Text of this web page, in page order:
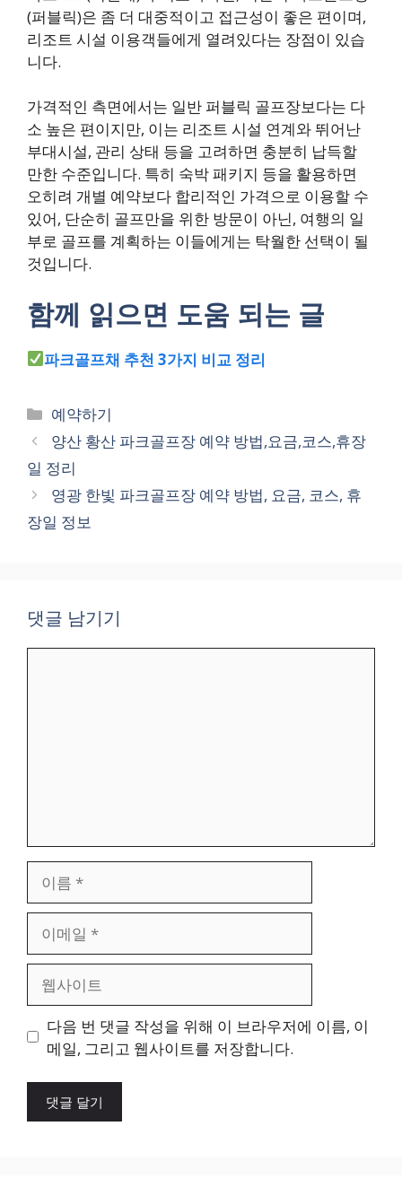
(퍼블릭)은 좀 더 대중적이고 접근성이 좋은 편이며,
리조트 시설 이용객들에게 열려있다는 장점이 있습
니다.
가격적인 측면에서는 일반 퍼블릭 골프장보다는 다
소 높은 편이지만, 이는 리조트 시설 연계와 뛰어난
부대시설, 관리 상태 등을 고려하면 충분히 납득할
만한 수준입니다. 특히 숙박 패키지 등을 활용하면
오히려 개별 예약보다 합리적인 가격으로 이용할 수
있어, 단순히 골프만을 위한 방문이 아닌, 여행의 일
부로 골프를 계획하는 이들에게는 탁월한 선택이 될
것입니다.
함께 읽으면 도움 되는 글
파크골프채 추천 3가지 비교 정리
카
테
고
리
예약하기
양산 황산 파크골프장 예약 방법,요금,코스,휴장
일 정리
영광 한빛 파크골프장 예약 방법, 요금, 코스, 휴
장일 정보
댓글 남기기
일
트
다음 번 댓글 작성을 위해 이 브라우저에 이름, 이
메일, 그리고 웹사이트를 저장합니다.